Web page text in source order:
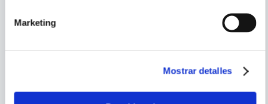
Marketing
Mostrar detalles